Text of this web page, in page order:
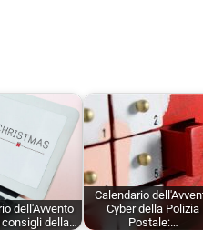
dell'Avvento
consigli della…
Calendario
Cyber della Polizia
Postale:…